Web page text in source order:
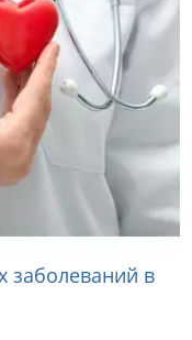
заболеваний в